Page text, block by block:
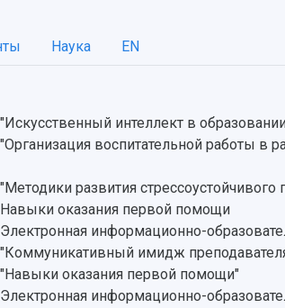
Наука EN
интеллект в
воспитательной работы в
развития стрессоустойчивого
оказания первой помощи
информационно-
имидж
оказания первой помощи"
информационно-